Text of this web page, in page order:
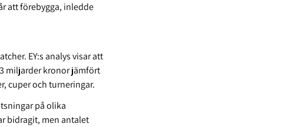
att förebygga, inledde
EY:s analys visar att
miljarder kronor jämfört
cuper och turneringar.
på olika
bidragit, men antalet